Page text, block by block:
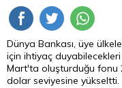
Dünya Bankası, üye
için ihtiyaç duyabilecekleri
Mart'ta oluşturduğu fonu
dolar seviyesine yükseltti.